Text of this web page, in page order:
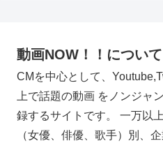
動画NOW！！について
CMを中心として、
上で話題の動画 をノンジャ
録するサイトです。 一万以
（女優、俳優、歌手）別、